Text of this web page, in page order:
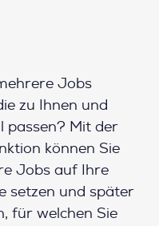
Jobs
zu Ihnen und
passen? Mit der
können Sie
Jobs auf Ihre
setzen und später
für welchen Sie